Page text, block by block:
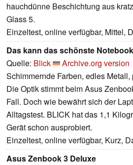
hauchdünne Beschichtung aus
Glass 5.
Einzeltest, online verfügbar, Mittel,
Das kann das schönste
Quelle: Blick
Archive.org version
Schimmernde Farben, edles Metall,
Die Optik stimmt beim Asus
Fall. Doch wie bewährt sich der
Alltagstest. BLICK hat das 1,1
Gerät schon ausprobiert.
Einzeltest, online verfügbar, Kurz,
Asus Zenbook 3 Deluxe